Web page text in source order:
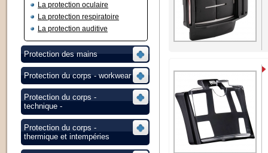
La protection oculaire
La protection respiratoire
La protection auditive
Protection des mains
Protection du corps - workwear
Protection du corps -
technique -
Protection du corps -
thermique et intempéries